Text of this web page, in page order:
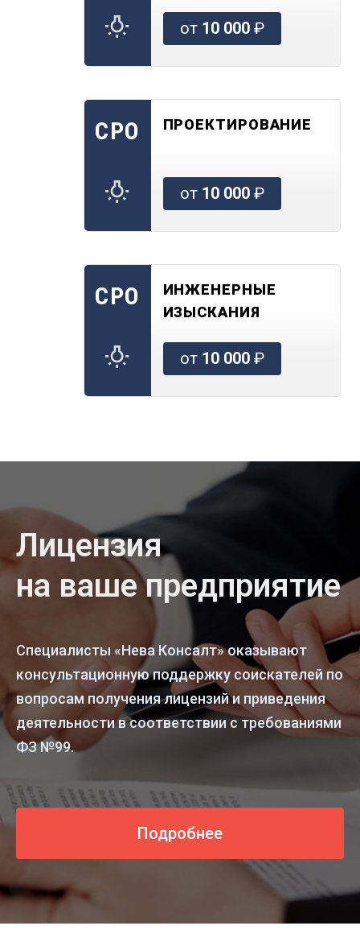
от 10 000₽
СРО ПРОЕКТИРОВАНИЕ
от 10 000₽
СРО
ИНЖЕНЕРНЫЕ
ИЗЫСКАНИЯ
от 10 000₽
Лицензия
на ваше предприятие
Специалисты «Нева Консалт» оказывают
консультационную поддержку соискателей по
вопросам получения лицензий и приведения
деятельности в соответствии с требованиями
ФЗ №99.
Подробнее